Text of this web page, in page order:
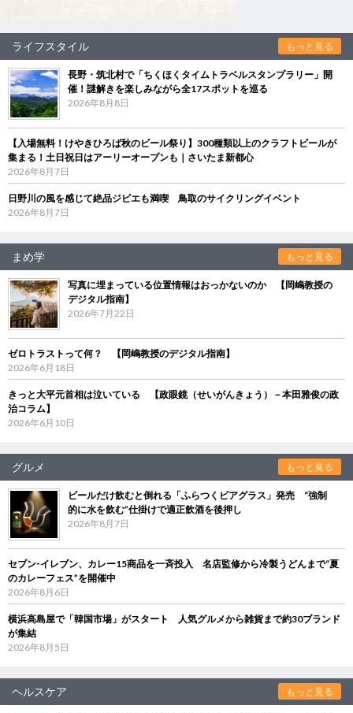
ライフスタイル もっと見る
長野・筑北村で「ちくほくタイムトラベルスタンプラリー」開
催！謎解きを楽しみながら全17スポットを巡る
2026年8月8日
【入場無料！けやきひろば秋のビール祭り】300種類以上のクラフトビールが
集まる！土日祝日はアーリーオープンも｜さいたま新都心
2026年8月7日
日野川の風を感じて絶品ジビエも満喫 鳥取のサイクリングイベント
2026年8月7日
まめ学 もっと見る
写真に埋まっている位置情報はおっかないのか 【岡嶋教授の
デジタル指南】
2026年7月22日
ゼロトラストって何？ 【岡嶋教授のデジタル指南】
2026年6月18日
きっと大平元首相は泣いている 【政眼鏡（せいがんきょう）－本田雅俊の政
治コラム】
2026年6月10日
グルメ もっと見る
ビールだけ飲むと倒れる「ふらつくビアグラス」発売 “強制
的に水を飲む”仕掛けで適正飲酒を後押し
2026年8月7日
セブン‐イレブン、カレー15商品を一斉投入 名店監修から冷製うどんまで“夏
のカレーフェス”を開催中
2026年8月6日
横浜高島屋で「韓国市場」がスタート 人気グルメから雑貨まで約30ブランド
が集結
2026年8月5日
ヘルスケア もっと見る